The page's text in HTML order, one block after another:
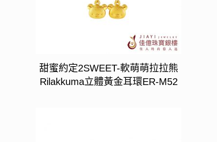
甜蜜約定2SWEET-軟萌萌拉拉熊
Rilakkuma立體黃金耳環ER-M52